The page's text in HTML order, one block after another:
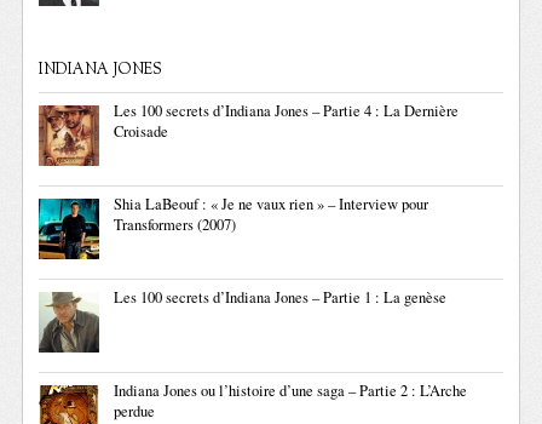
INDIANA JONES
Les 100 secrets d’Indiana Jones – Partie 4 : La Dernière
Croisade
Shia LaBeouf : « Je ne vaux rien » – Interview pour
Transformers (2007)
Les 100 secrets d’Indiana Jones – Partie 1 : La genèse
Indiana Jones ou l’histoire d’une saga – Partie 2 : L’Arche
perdue